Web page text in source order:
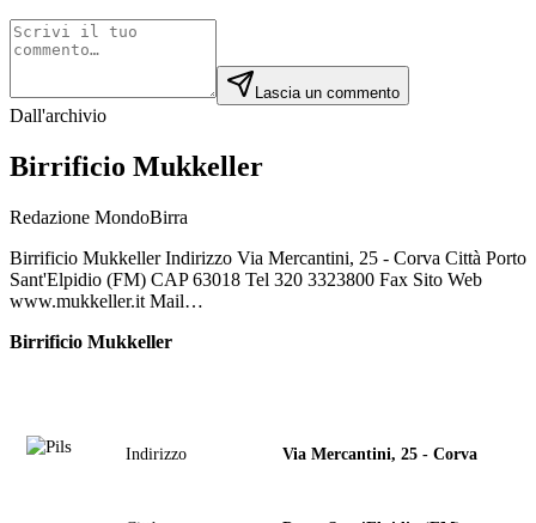
Lascia un commento
Dall'archivio
Birrificio Mukkeller
Redazione MondoBirra
Birrificio Mukkeller Indirizzo Via Mercantini, 25 - Corva Città Porto
Sant'Elpidio (FM) CAP 63018 Tel 320 3323800 Fax Sito Web
www.mukkeller.it Mail…
Birrificio Mukkeller
Indirizzo Via Mercantini, 25 - Corva